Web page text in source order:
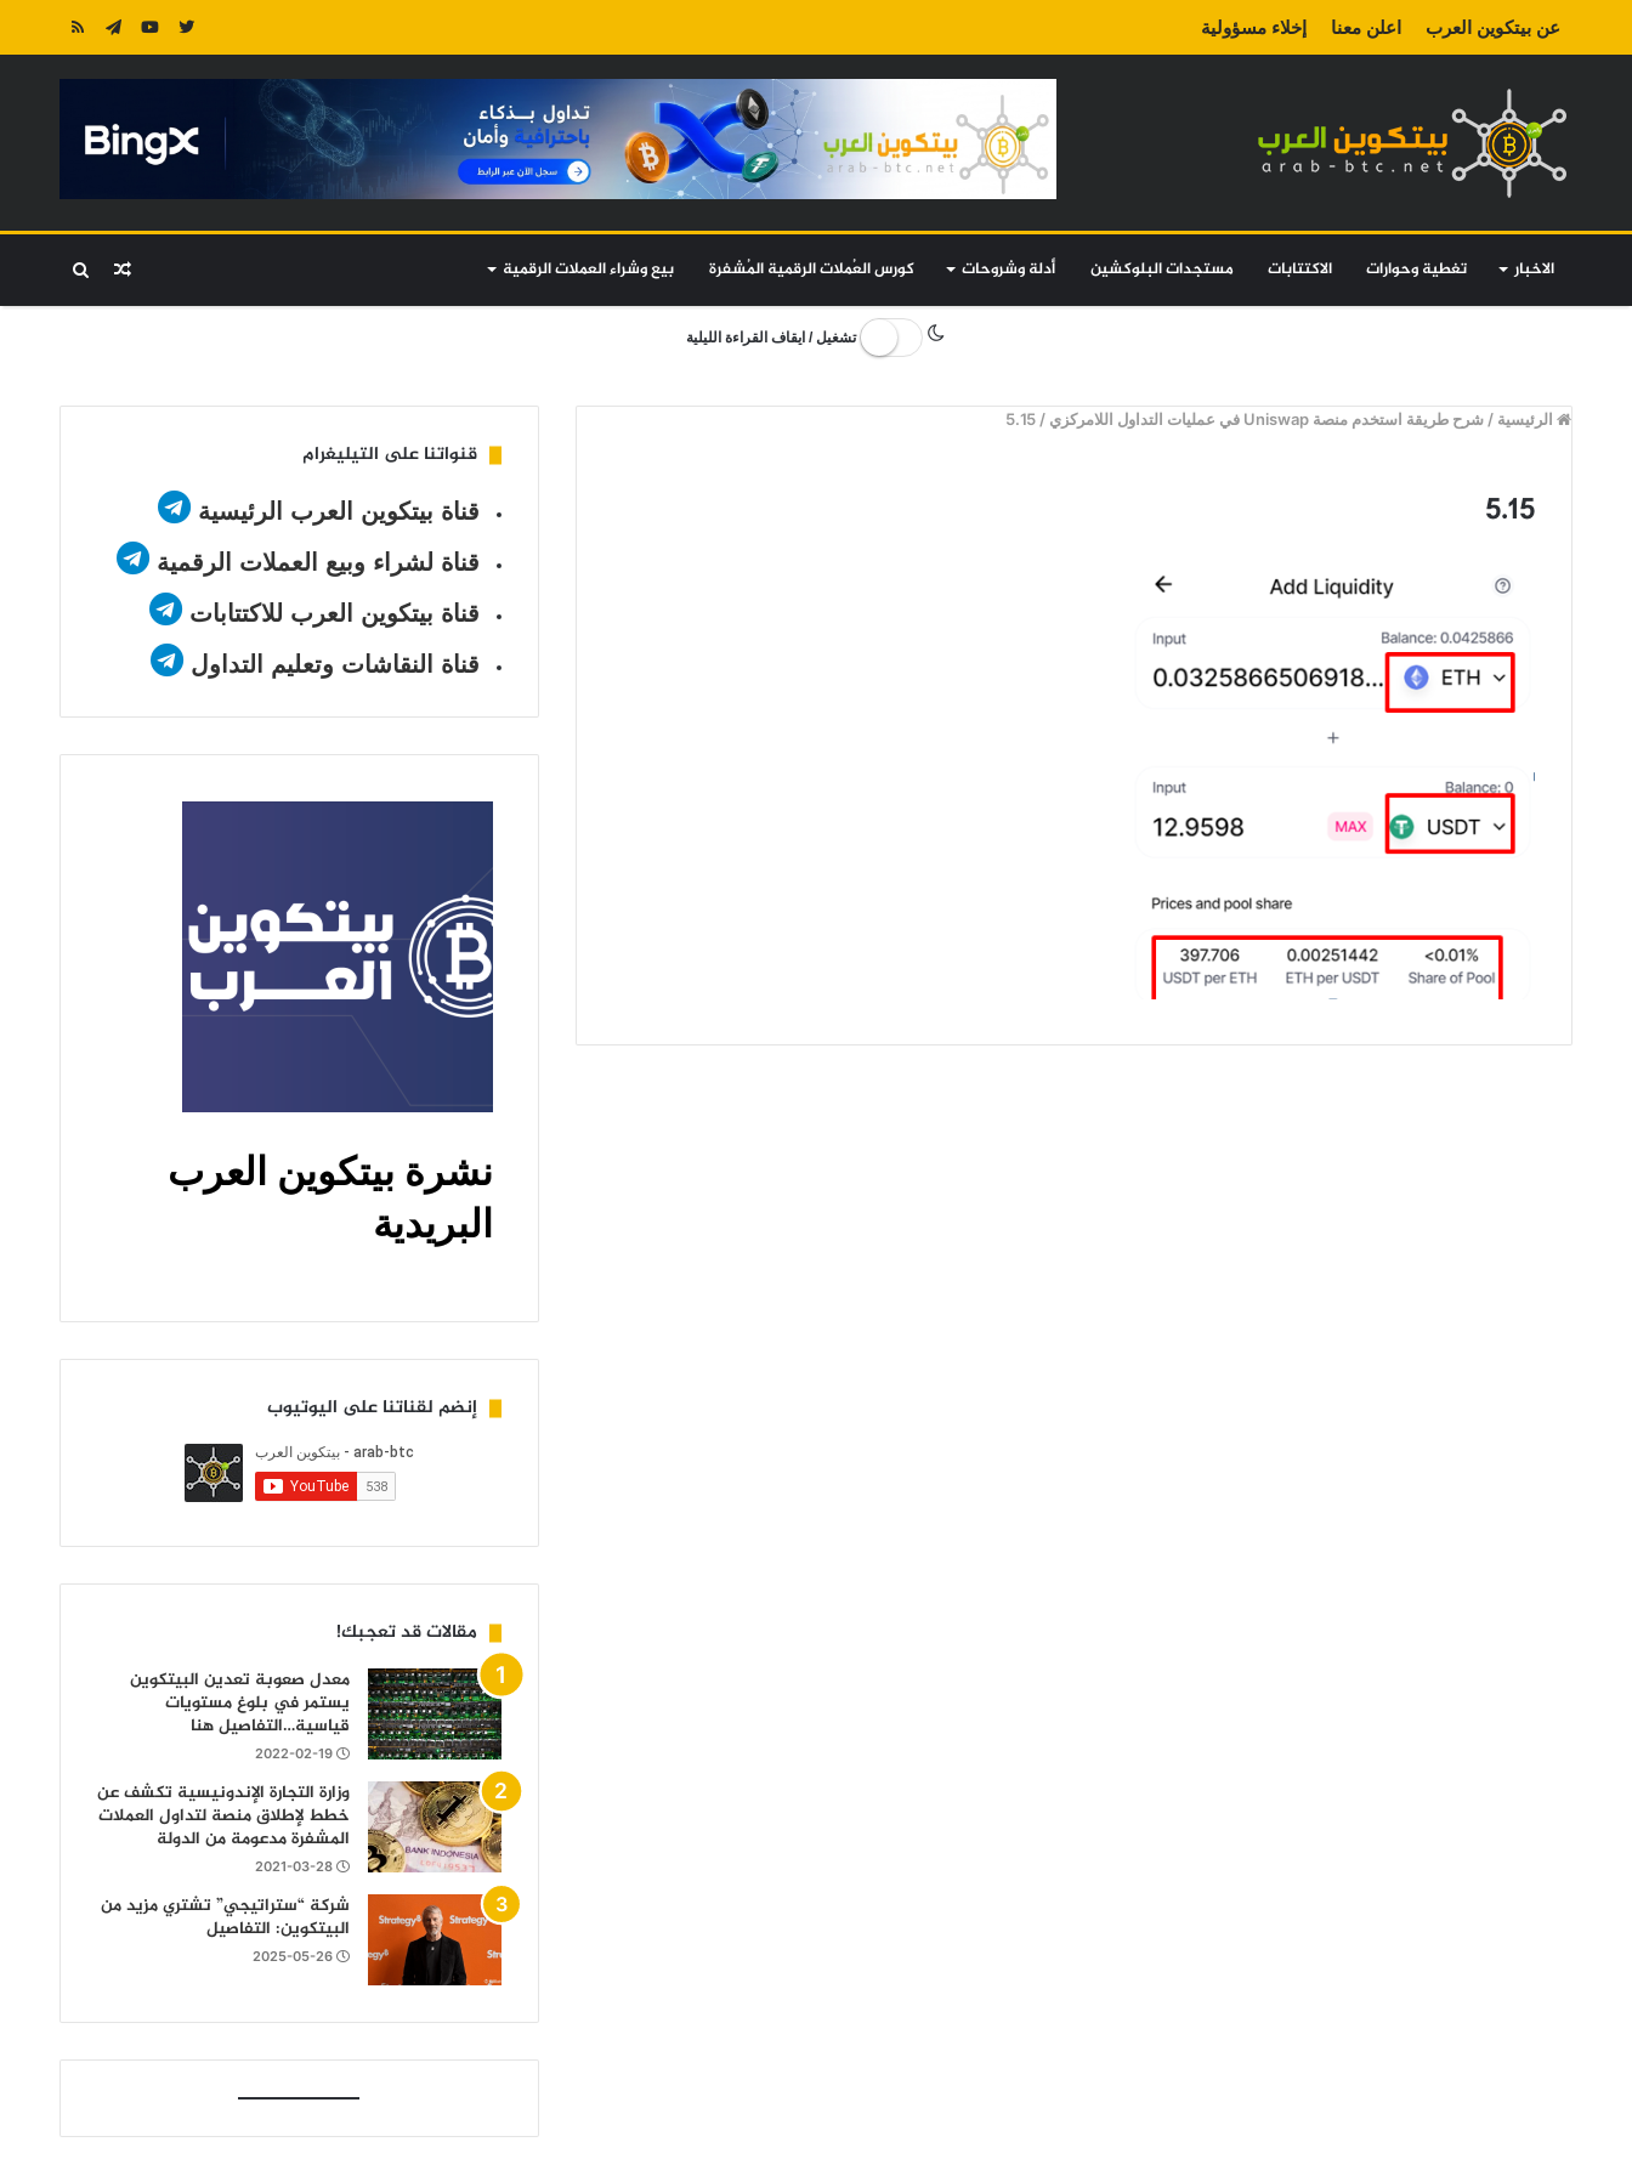
عن بيتكوين العرب اعلن معنا إخلاء مسؤولية
الاخبار تغطية وحوارات الاكتتابات مستجدات البلوكشين أدلة وشروحات كورس العُملات الرقمية المُشفرة بيع وشراء العملات الرقمية بحث مقال
تشغيل / ايقاف القراءة الليلية
الرئيسية / شرح طريقة استخدم منصة Uniswap في عمليات التداول اللامركزي /
5.15
5.15
قنواتنا على التيليغرام
قناة بيتكوين العرب الرئيسية
قناة لشراء وبيع العملات الرقمية
قناة بيتكوين العرب للاكتتابات
قناة النقاشات وتعليم التداول
إنضم لقناتنا على اليوتيوب
مقالات قد تعجبك!
معدل صعوبة تعدين البيتكوين
يستمر في بلوغ مستويات
قياسية…التفاصيل هنا
2022-02-19
وزارة التجارة الإندونيسية تكشف عن
خطط لإطلاق منصة لتداول العملات
المشفرة مدعومة من الدولة
2021-03-28
شركة “ستراتيجي” تشتري مزيد من
البيتكوين: التفاصيل
2025-05-26